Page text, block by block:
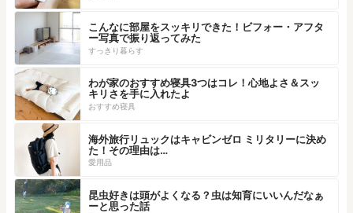
こんなに部屋をスッキリできた！ビフォー・アフタ
ー写真で振り返ってみた
すっきり暮らす
わが家のおすすめ寝具3つはコレ！心地よさ＆スッ
キリさを手に入れたよ
おすすめ寝具
海外旅行リュックはキャビンゼロ ミリタリーに決め
た！その理由は…
愛用品
昆虫好きは頭がよくなる？虫は知育にいいんだなぁ
ーと思った話